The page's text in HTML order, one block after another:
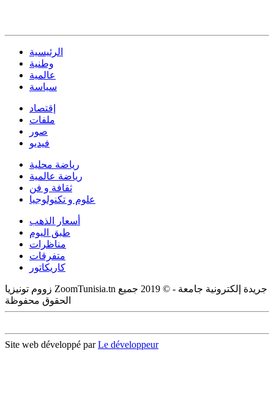
الرئيسية
وطنية
عالمية
سياسة
إقتصاد
ملفات
صور
فيديو
رياضة محلية
رياضة عالمية
ثقافة و فن
علوم و تكنولوجيا
أسعار الذهب
طبق اليوم
مناظرات
متفرقات
كاريكاتور
زووم تونيزيا ZoomTunisia.tn جريدة إلكترونية جامعة - © 2019 جميع
الحقوق محفوظة
Site web développé parLe développeur